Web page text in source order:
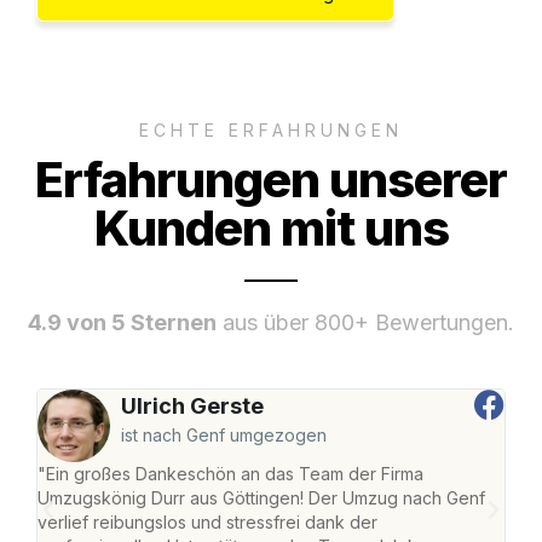
ECHTE ERFAHRUNGEN
Erfahrungen unserer
Kunden mit uns
4.9 von 5 Sternen aus über 800+ Bewertungen.
Ulrich Gerste
ist nach Genf umgezogen
"Ein großes Dankeschön an das Team der Firma
Umzugskönig Durr aus Göttingen! Der Umzug nach Genf
verlief reibungslos und stressfrei dank der